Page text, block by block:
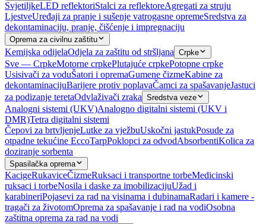
SvjetiljkeLED reflektoriStalci za reflektoreAgregati za struju
LjestveUređaji za pranje i sušenje vatrogasne opremeSredstva za
dekontaminaciju, pranje, čišćenje i impregnaciju
Oprema za civilnu zaštitu
Kemijska odijelaOdjela za zaštitu od stršljana Crpke
Sve — CrpkeMotorne crpkePlutajuće crpkePotopne crpke
Usisivači za voduŠatori i opremaGumene čizmeKabine za
dekontaminacijuBarijere protiv poplavaČamci za spašavanjeJastuci
za podizanje teretaOdvlaživači zraka Sredstva veze
Analogni sistemi (UKV)Analogno digitalni sistemi (UKV i
DMR)Tetra digitalni sistemi
Čepovi za brtvljenjeLutke za vježbuUskočni jastukPosude za
otpadne tekućine EccoTarpPoklopci za odvodAbsorbentiKolica za
doziranje sorbenta
Spasilačka oprema
KacigeRukaviceČizmeRuksaci i transportne torbeMedicinski
ruksaci i torbeNosila i daske za imobilizacijuUžad i
karabineriPojasevi za rad na visinama i dubinamaRadari i kamere -
tragači za životomOprema za spašavanje i rad na vodiOsobna
zaštitna oprema za rad na vodi